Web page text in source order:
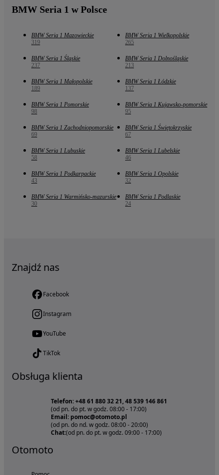
BMW Seria 1 w Polsce
BMW Seria 1 Mazowieckie
319
BMW Seria 1 Wielkopolskie
265
BMW Seria 1 Śląskie
237
BMW Seria 1 Dolnośląskie
213
BMW Seria 1 Małopolskie
189
BMW Seria 1 Łódzkie
137
BMW Seria 1 Pomorskie
98
BMW Seria 1 Kujawsko-pomorskie
95
BMW Seria 1 Zachodniopomorskie
69
BMW Seria 1 Świętokrzyskie
67
BMW Seria 1 Lubuskie
58
BMW Seria 1 Lubelskie
46
BMW Seria 1 Podkarpackie
43
BMW Seria 1 Opolskie
32
BMW Seria 1 Warmińsko-mazurskie
30
BMW Seria 1 Podlaskie
24
Znajdź nas
Facebook
Instagram
YouTube
TikTok
Obsługa klienta
Telefon: +48 61 880 32 21, 48 539 146 861
(od pn. do pt. w godz. 08:00 - 17:00)
Email: pomoc@otomoto.pl
(od pn. do nd. w godz. 08:00 - 20:00)
Chat:(od pn. do pt. w godz. 09:00 - 17:00)
Otomoto